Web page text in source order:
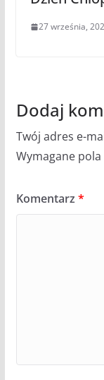
27 września,
Dodaj
Twój adres e-
Wymagane
Komentarz *